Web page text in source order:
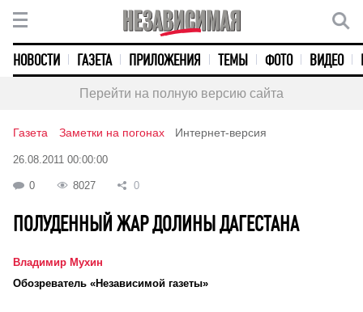
НОВОСТИ ГАЗЕТА ПРИЛОЖЕНИЯ ТЕМЫ ФОТО ВИДЕО
Перейти на полную версию сайта
Газета Заметки на погонах Интернет-версия
26.08.2011 00:00:00
0 8027 0
ПОЛУДЕННЫЙ ЖАР ДОЛИНЫ ДАГЕСТАНА
Владимир Мухин
Обозреватель «Независимой газеты»